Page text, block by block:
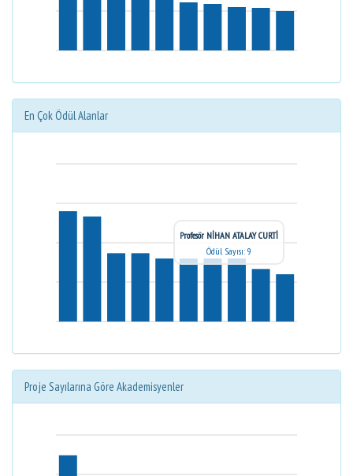
En Çok Ödül Alanlar
Profesör NİHAN ATALAY CURTİ
Ödül Sayısı: 9
Proje Sayılarına Göre Akademisyenler